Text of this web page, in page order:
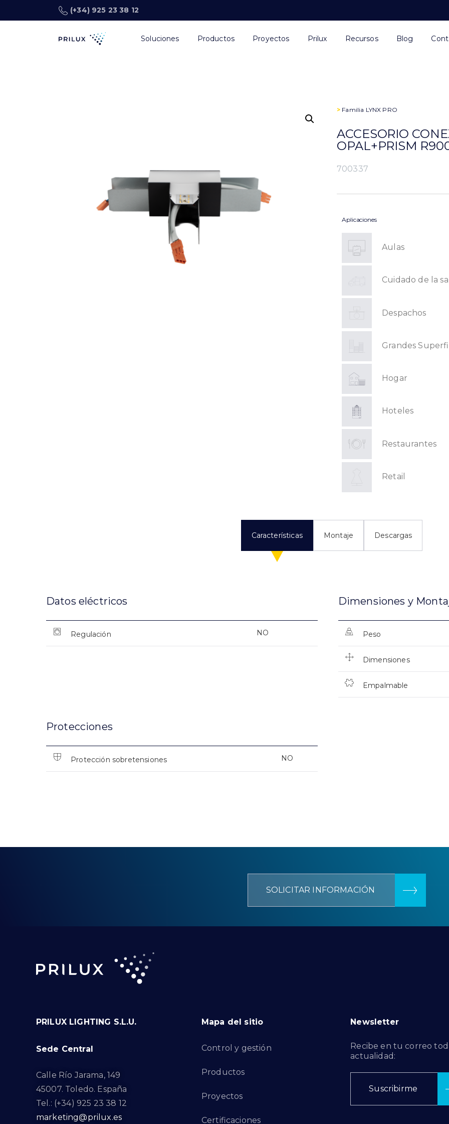
(+34) 925 23 38 12
Soluciones Productos Proyectos Prilux Recursos Blog
> Familia LYNX PRO
ACCESORIO
OPAL+PRISM
700337
Aplicaciones
Aulas
Cuidado de la
Despachos
Grandes
Hogar
Hoteles
Restaurantes
Retail
Características Montaje Descargas
Datos eléctricos
Regulación NO
Dimensiones y
Peso
Dimensiones
Empalmable
Protecciones
Protección sobretensiones NO
SOLICITAR INFORMACIÓN
PRILUX LIGHTING S.L.U.
Sede Central
Calle Río Jarama, 149
45007. Toledo. España
Tel.: (+34) 925 23 38 12
marketing@prilux.es
Mapa del sitio
Control y gestión
Productos
Proyectos
Certificaciones
Newsletter
Recibe en tu correo
actualidad:
Suscribirme